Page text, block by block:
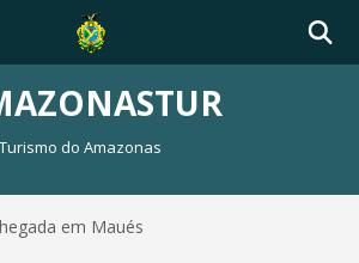
do Amazonas
em Maués